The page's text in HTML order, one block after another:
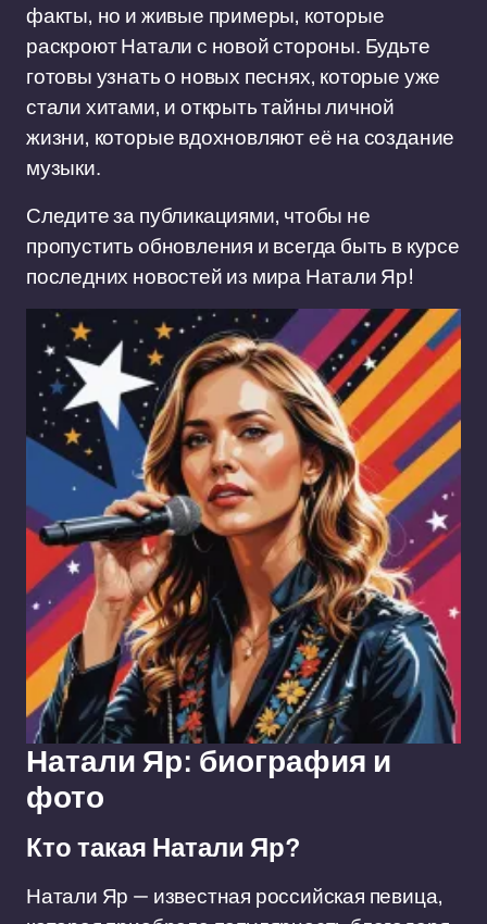
факты, но и живые примеры, которые
раскроют Натали с новой стороны. Будьте
готовы узнать о новых песнях, которые уже
стали хитами, и открыть тайны личной
жизни, которые вдохновляют её на создание
музыки.
Следите за публикациями, чтобы не
пропустить обновления и всегда быть в курсе
последних новостей из мира Натали Яр!
Натали Яр: биография и
фото
Кто такая Натали Яр?
Натали Яр — известная российская певица,